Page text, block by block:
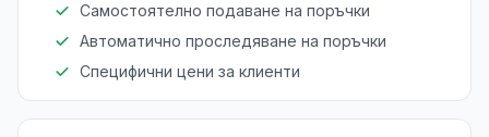
Самостоятелно подаване на поръчки
Автоматично проследяване на поръчки
Специфични цени за клиенти